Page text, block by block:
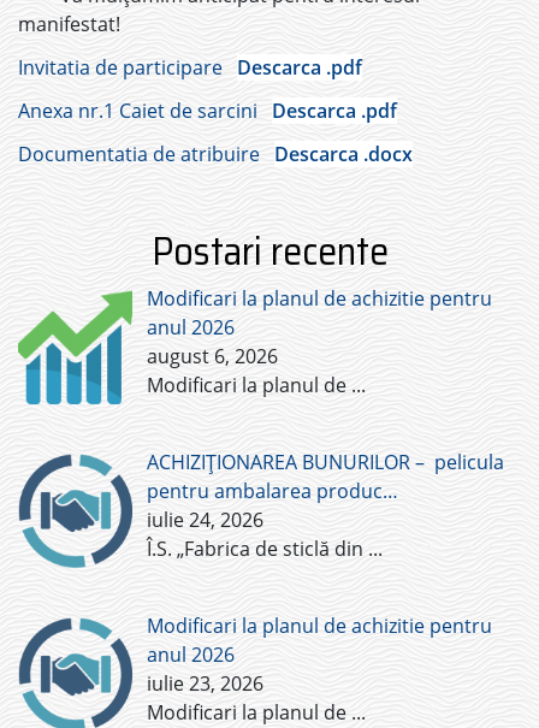
manifestat!
Invitatia de participare Descarca .pdf
Anexa nr.1 Caiet de sarcini
Descarca .pdf
Documentatia de atribuire Descarca .docx
Postari recente
Modificari la planul de achizitie pentru
anul 2026
august 6, 2026
Modificari la planul de ...
ACHIZIȚIONAREA BUNURILOR – pelicula
pentru ambalarea produc…
iulie 24, 2026
Î.S. „Fabrica de sticlă din ...
Modificari la planul de achizitie pentru
anul 2026
iulie 23, 2026
Modificari la planul de ...